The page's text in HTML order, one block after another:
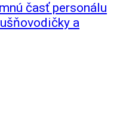
časť personálu
a